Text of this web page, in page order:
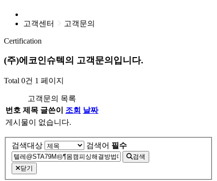
고객센터 고객문의
Certification
(주)에코인슈텍 의 고객문의입니다.
Total 0건 1 페이지
고객문의 목록
번호 제목 글쓴이 조회 날짜
게시물이 없습니다.
검색대상 검색어 필수
검색
닫기